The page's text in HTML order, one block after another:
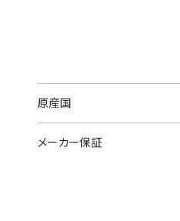
原産国
メーカー保証